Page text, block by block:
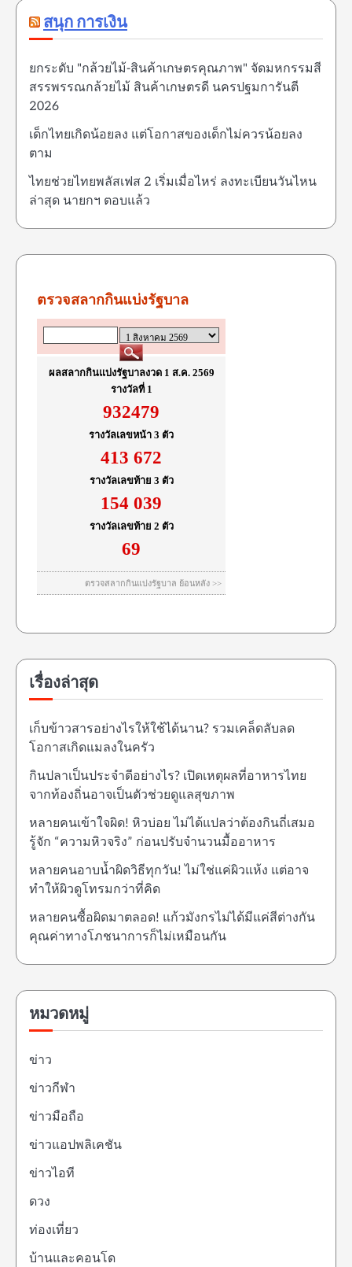
สนุก การเงิน
ยกระดับ "กล้วยไม้-สินค้าเกษตรคุณภาพ" จัดมหกรรมสี
สรรพรรณกล้วยไม้ สินค้าเกษตรดี นครปฐมการันตี
2026
เด็กไทยเกิดน้อยลง แต่โอกาสของเด็กไม่ควรน้อยลง
ตาม
ไทยช่วยไทยพลัสเฟส 2 เริ่มเมื่อไหร่ ลงทะเบียนวันไหน
ล่าสุด นายกฯ ตอบแล้ว
เรื่องล่าสุด
เก็บข้าวสารอย่างไรให้ใช้ได้นาน? รวมเคล็ดลับลด
โอกาสเกิดแมลงในครัว
กินปลาเป็นประจำดีอย่างไร? เปิดเหตุผลที่อาหารไทย
จากท้องถิ่นอาจเป็นตัวช่วยดูแลสุขภาพ
หลายคนเข้าใจผิด! หิวบ่อย ไม่ได้แปลว่าต้องกินถี่เสมอ
รู้จัก “ความหิวจริง” ก่อนปรับจำนวนมื้ออาหาร
หลายคนอาบน้ำผิดวิธีทุกวัน! ไม่ใช่แค่ผิวแห้ง แต่อาจ
ทำให้ผิวดูโทรมกว่าที่คิด
หลายคนซื้อผิดมาตลอด! แก้วมังกรไม่ได้มีแค่สีต่างกัน
คุณค่าทางโภชนาการก็ไม่เหมือนกัน
หมวดหมู่
ข่าว
ข่าวกีฬา
ข่าวมือถือ
ข่าวแอปพลิเคชัน
ข่าวไอที
ดวง
ท่องเที่ยว
บ้านและคอนโด